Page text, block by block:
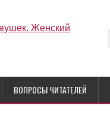
ВОПРОСЫ ЧИТАТЕЛЕЙ